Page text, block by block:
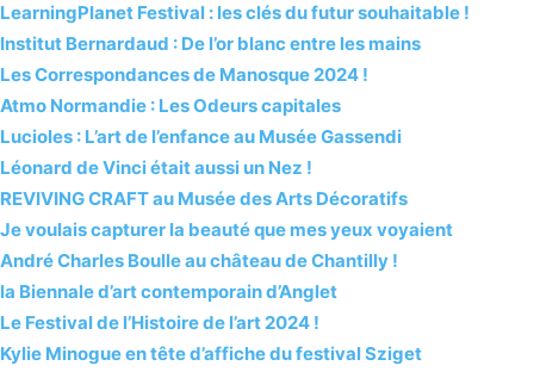
LearningPlanet Festival : les clés du futur souhaitable !
Institut Bernardaud : De l’or blanc entre les mains
Les Correspondances de Manosque 2024 !
Atmo Normandie : Les Odeurs capitales
Lucioles : L’art de l’enfance au Musée Gassendi
Léonard de Vinci était aussi un Nez !
REVIVING CRAFT au Musée des Arts Décoratifs
Je voulais capturer la beauté que mes yeux voyaient
André Charles Boulle au château de Chantilly !
la Biennale d’art contemporain d’Anglet
Le Festival de l’Histoire de l’art 2024 !
Kylie Minogue en tête d’affiche du festival Sziget